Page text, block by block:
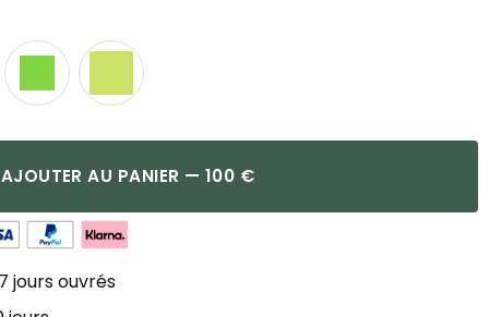
AJOUTER AU PANIER — 100 €
jours ouvrés